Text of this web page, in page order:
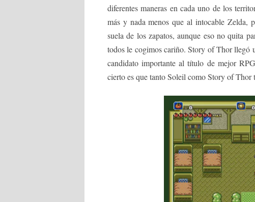
diferentes maneras en cada uno de los
más y nada menos que al intocable Zelda,
suela de los zapatos, aunque eso no quita
todos le cogimos cariño. Story of Thor llegó
candidato importante al título de mejor
cierto es que tanto Soleil como Story of